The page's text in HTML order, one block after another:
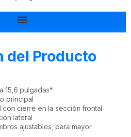
del Producto
15,6 pulgadas*
principal
con cierre en la sección frontal
lateral
ajustables, para mayor